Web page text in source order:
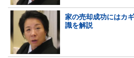
家の売却成功にはカ
識を解説